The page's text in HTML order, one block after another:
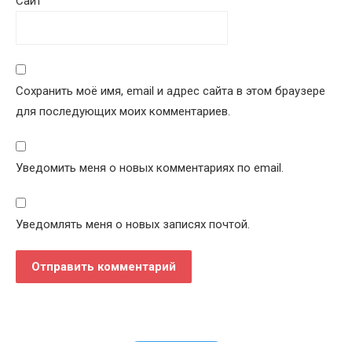
Сохранить моё имя, email и адрес сайта в этом браузере
для последующих моих комментариев.
Уведомить меня о новых комментариях по email.
Уведомлять меня о новых записях почтой.